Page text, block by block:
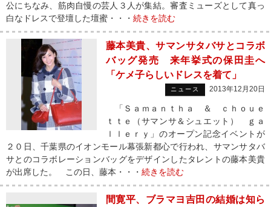
公にちなみ、筋肉自慢の芸人３人が集結。審査ミューズとして真っ
白なドレスで登壇した壇蜜・・・ 続きを読む
藤本美貴、サマンサタバサとコラボ
バッグ発売 来年挙式の保田圭へ
「ケメ子らしいドレスを着て」
ニュース 2013年12月20日
「Ｓａｍａｎｔｈａ ＆ ｃｈｏｕｅ
ｔｔｅ（サマンサ＆シュエット） ｇａ
ｌｌｅｒｙ」のオープン記念イベントが
２０日、千葉県のイオンモール幕張新都心で行われ、サマンサタバ
サとのコラボレーションバッグをデザインしたタレントの藤本美貴
が出席した。 この日、藤本・・・ 続きを読む
間寛平、ブラマヨ吉田の結婚は知ら